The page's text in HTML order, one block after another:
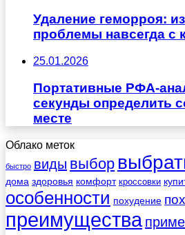
Удаление геморроя:
проблемы навсегда с
25.01.2026
Портативные РФА-
секунды определить
месте
Облако меток
быстро виды выбор
дома здоровья комфорт кроссовки
особенности похудение
преимущества